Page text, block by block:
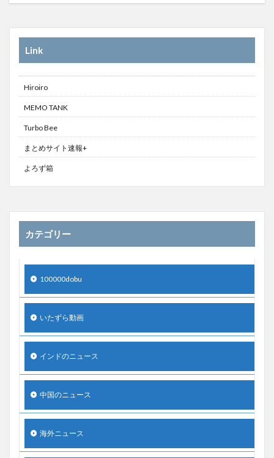
Link
Hiroiro
MEMO TANK
Turbo Bee
まとめサイト速報+
よろず箱
カテゴリー
100000dobu
いたずら動画
インドのニュース
中国のニュース
海外ニュース